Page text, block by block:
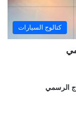
كتالوج السيارات